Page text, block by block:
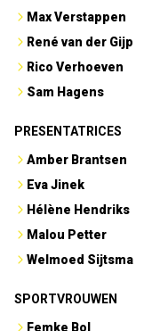
Max Verstappen
René van der Gijp
Rico Verhoeven
Sam Hagens
PRESENTATRICES
Amber Brantsen
Eva Jinek
Hélène Hendriks
Malou Petter
Welmoed Sijtsma
SPORTVROUWEN
Femke Bol